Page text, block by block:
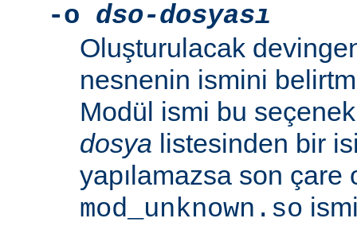
-o dso-dosyası
Oluşturulacak
nesnenin ismini
Modül ismi bu
dosya listesinden bir
yapılamazsa son çare
mod_unknown.so